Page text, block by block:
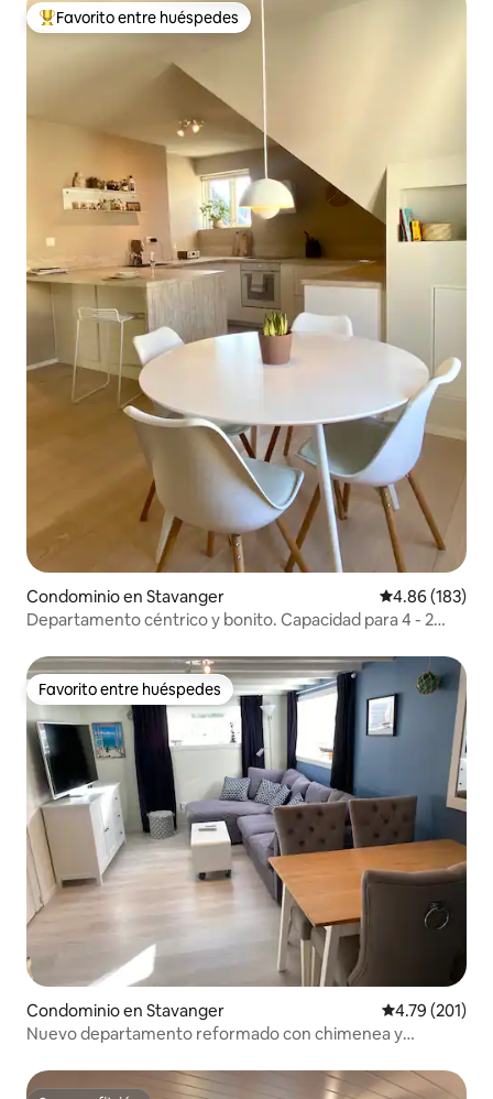
De los mejores en Favorito entre huéspedes
Favorito entre huéspedes
Condominio en Stavanger Calificación
4.86 (183)
Departamento céntrico y bonito. Capacidad para 4 - 2
Favorito entre huéspedes
Favorito entre huéspedes
Condominio en Stavanger Calificación
4.79 (201)
Nuevo departamento reformado con chimenea y